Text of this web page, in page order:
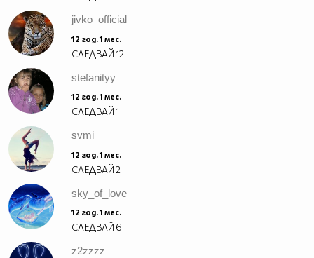
jivko_official
12 год. 1 мес.
СЛЕДВАЙ12
stefanityy
12 год. 1 мес.
СЛЕДВАЙ1
svmi
12 год. 1 мес.
СЛЕДВАЙ2
sky_of_love
12 год. 1 мес.
СЛЕДВАЙ 6
z2zzzz